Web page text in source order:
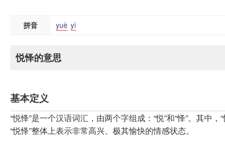
拼音 yuè yì
悦怿的意思
基本定义
“悦怿”是一个汉语词汇，由两个字组成：“悦”和“怿”。其中
“悦怿”整体上表示非常高兴、极其愉快的情感状态。